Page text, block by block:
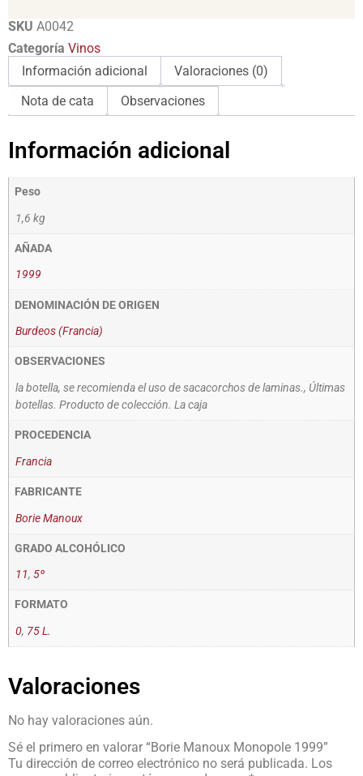
SKU A0042
Categoría Vinos
Información adicional
Valoraciones (0)
Nota de cata
Observaciones
Información adicional
Peso
1,6 kg
AÑADA
1999
DENOMINACIÓN DE ORIGEN
Burdeos (Francia)
OBSERVACIONES
la botella, se recomienda el uso de sacacorchos de laminas., Últimas
botellas. Producto de colección. La caja
PROCEDENCIA
Francia
FABRICANTE
Borie Manoux
GRADO ALCOHÓLICO
11, 5º
FORMATO
0, 75 L.
Valoraciones
No hay valoraciones aún.
Sé el primero en valorar “Borie Manoux Monopole 1999”
Tu dirección de correo electrónico no será publicada. Los